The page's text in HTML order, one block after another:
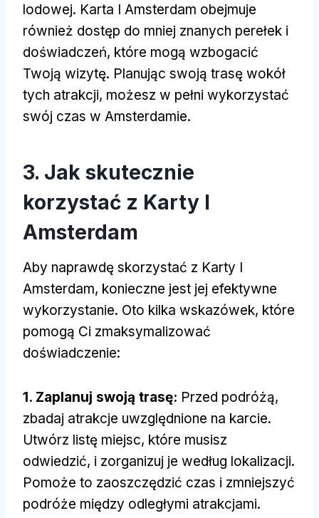
lodowej. Karta I Amsterdam obejmuje
również dostęp do mniej znanych perełek i
doświadczeń, które mogą wzbogacić
Twoją wizytę. Planując swoją trasę wokół
tych atrakcji, możesz w pełni wykorzystać
swój czas w Amsterdamie.
3. Jak skutecznie
korzystać z Karty I
Amsterdam
Aby naprawdę skorzystać z Karty I
Amsterdam, konieczne jest jej efektywne
wykorzystanie. Oto kilka wskazówek, które
pomogą Ci zmaksymalizować
doświadczenie:
1. Zaplanuj swoją trasę: Przed podróżą,
zbadaj atrakcje uwzględnione na karcie.
Utwórz listę miejsc, które musisz
odwiedzić, i zorganizuj je według lokalizacji.
Pomoże to zaoszczędzić czas i zmniejszyć
podróże między odległymi atrakcjami.